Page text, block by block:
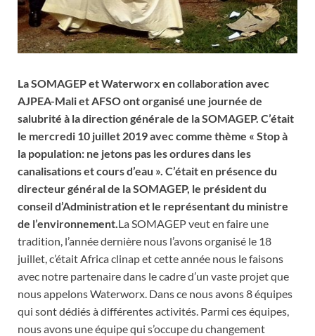
La SOMAGEP et Waterworx en collaboration avec
AJPEA-Mali et AFSO ont organisé une journée de
salubrité à la direction générale de la SOMAGEP. C’était
le mercredi 10 juillet 2019 avec comme thème « Stop à
la population: ne jetons pas les ordures dans les
canalisations et cours d’eau ». C’était en présence du
directeur général de la SOMAGEP, le président du
conseil d’Administration et le représentant du ministre
de l’environnement.La SOMAGEP veut en faire une
tradition, l’année dernière nous l’avons organisé le 18
juillet, c’était Africa clinap et cette année nous le faisons
avec notre partenaire dans le cadre d’un vaste projet que
nous appelons Waterworx. Dans ce nous avons 8 équipes
qui sont dédiés à différentes activités. Parmi ces équipes,
nous avons une équipe qui s’occupe du changement